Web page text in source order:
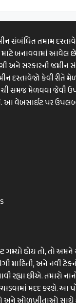
સંબંધિત તમામ
બનાવવામાં આવેલ
અને સરકારની જમીન
દસ્તાવેજો કેવી રીતે
સમજ મેળવવા જેવી
વેબસાઈટ પર ઉપલબ્ધ
ગમ્યો હોય તો, તો
માહિતી, અને નવી
રહ્યા છીએ. તમારો
મદદ કરશે. આ